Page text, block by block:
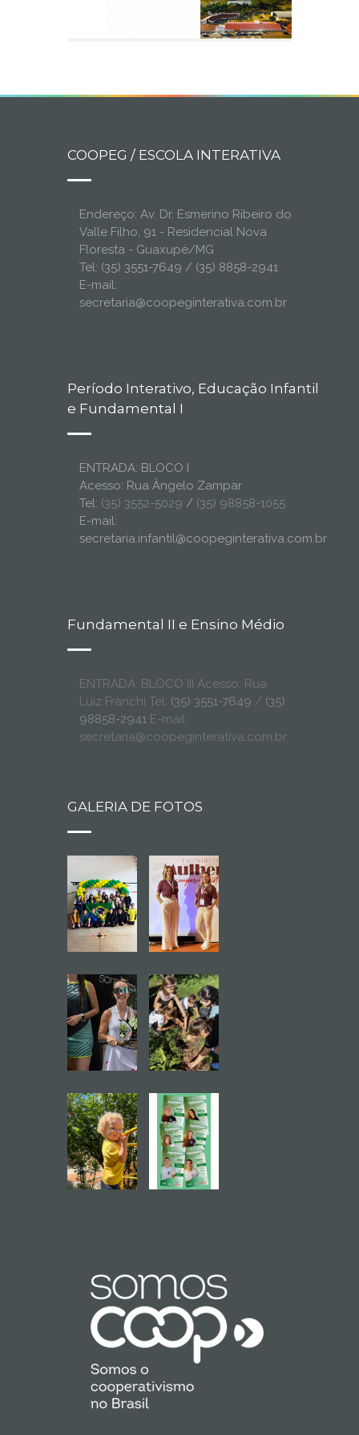
COOPEG / ESCOLA INTERATIVA
Endereço: Av. Dr. Esmerino Ribeiro do
Valle Filho, 91 - Residencial Nova
Floresta - Guaxupé/MG
Tel: (35) 3551-7649 / (35) 8858-2941
E-mail:
secretaria@coopeginterativa.com.br
Período Interativo, Educação Infantil
e Fundamental I
ENTRADA: BLOCO I
Acesso: Rua Ângelo Zampar
Tel: (35) 3552-5029 / (35) 98858-1055
E-mail:
secretaria.infantil@coopeginterativa.com.br
Fundamental II e Ensino Médio
ENTRADA: BLOCO III Acesso: Rua
Luiz Franchi Tel: (35) 3551-7649 / (35)
98858-2941 E-mail:
secretaria@coopeginterativa.com.br
GALERIA DE FOTOS